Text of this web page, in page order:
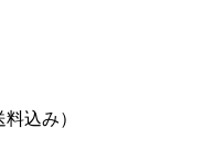
込み）